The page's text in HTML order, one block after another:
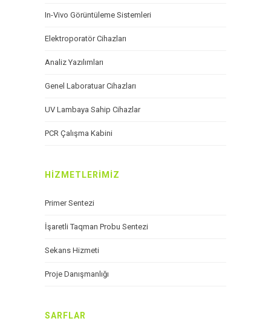
In-Vivo Görüntüleme Sistemleri
Elektroporatör Cihazları
Analiz Yazılımları
Genel Laboratuar Cihazları
UV Lambaya Sahip Cihazlar
PCR Çalışma Kabini
HIZMETLERIMIZ
Primer Sentezi
İşaretli Taqman Probu Sentezi
Sekans Hizmeti
Proje Danışmanlığı
SARFLAR